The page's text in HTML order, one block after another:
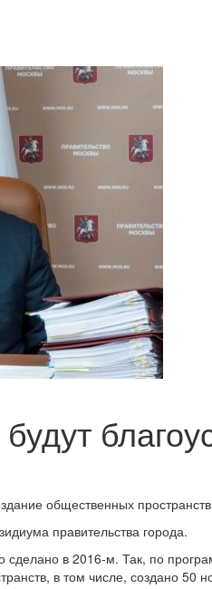
общественных
правительства города.
в 2016-м. Так, по
в том числе, создано 50